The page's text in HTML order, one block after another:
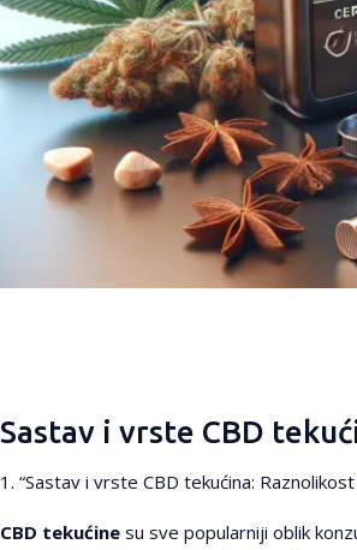
Sastav i vrste CBD
1. “Sastav i vrste CBD tekućina:
CBD tekućine su sve popularniji oblik